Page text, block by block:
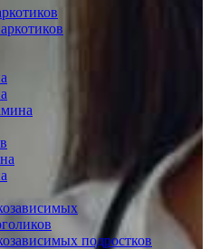
подростков